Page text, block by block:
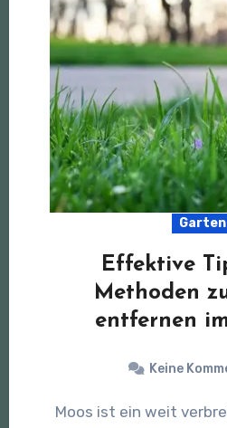
Garten
Effektive
Methoden
entfernen
Keine
Moos ist ein weit verbreitetes Problem in